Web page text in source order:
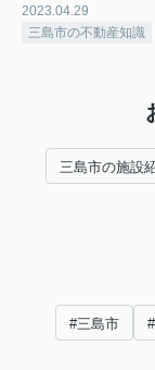
2023.04.29
三島市の不動産知識
三島市の施設
#三島市